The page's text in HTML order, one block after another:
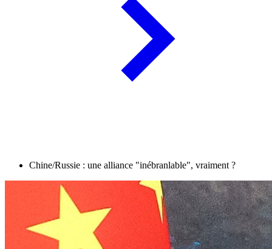
Chine/Russie : une alliance "inébranlable", vraiment ?